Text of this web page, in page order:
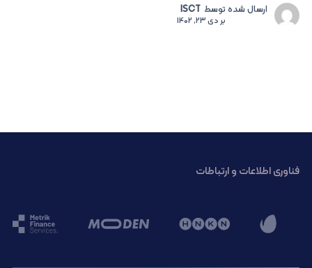
ارسال شده توسط ISCT
بردی 23, 1402
فناوری اطلاعات و ارتباطات